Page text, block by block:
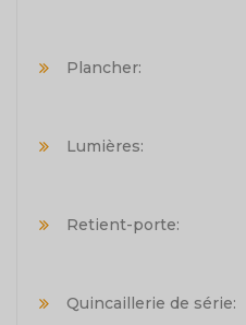
Plancher:
Lumières:
Retient-porte:
Quincaillerie de série: